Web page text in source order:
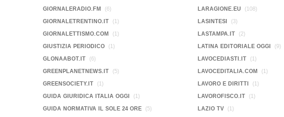
GIORNALERADIO.FM (6)
GIORNALETRENTINO.IT (1)
GIORNALETTISMO.COM (1)
GIUSTIZIA PERIODICO (1)
GLONAABOT.IT (6)
GREENPLANETNEWS.IT (5)
GREENSOCIETY.IT (1)
GUIDA GIURIDICA ITALIA OGGI (1)
GUIDA NORMATIVA IL SOLE 24 ORE (5)
LARAGIONE.EU (108)
LASINTESI (3)
LASTAMPA.IT (2)
LATINA EDITORIALE OGGI (9)
LAVOCEDIASTI.IT (1)
LAVOCEDITALIA.COM (1)
LAVORO E DIRITTI (1)
LAVOROFISCO.IT (1)
LAZIO TV (1)